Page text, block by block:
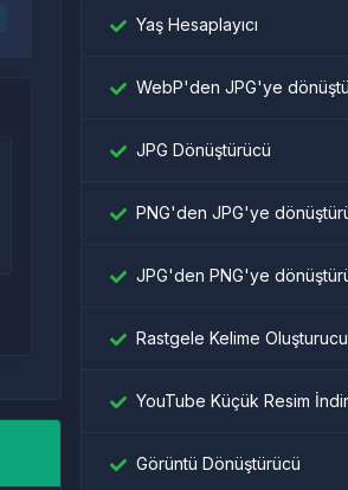
Yaş Hesaplayıcı
JPG Dönüştürücü
Rastgele Kelime Oluşturucu
Görüntü Dönüştürücü